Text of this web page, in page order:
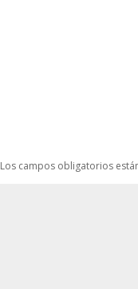
Los campos obligatorios